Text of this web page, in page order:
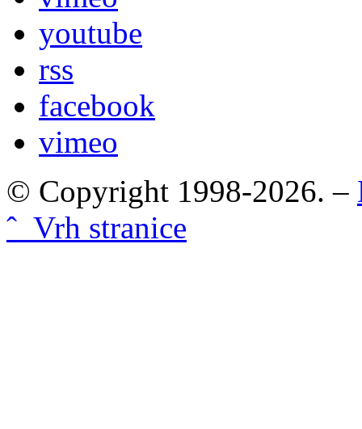
youtube
rss
facebook
vimeo
© Copyright 1998-2026. –
ˆ Vrh stranice